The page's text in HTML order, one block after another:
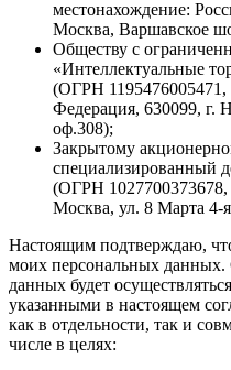
местонахождение:
Москва, Варшавское
Обществу с
«Интеллектуальные
(ОГРН 1195476005471,
Федерация, 630099, г.
оф.308);
Закрытому
специализированный
(ОГРН 1027700373678,
Москва, ул. 8 Марта 4-
Настоящим подтверждаю,
моих персональных
данных будет
указанными в настоящем
как в отдельности, так и
числе в целях: